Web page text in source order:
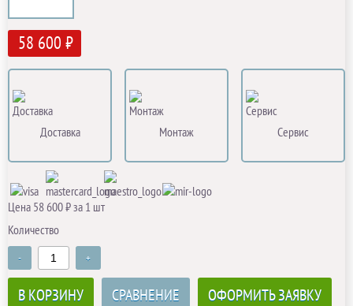
58 600 ₽
Доставка Монтаж Сервис
Цена 58 600 ₽ за 1 шт
Количество
- +
В КОРЗИНУ СРАВНЕНИЕ ОФОРМИТЬ ЗАЯВКУ